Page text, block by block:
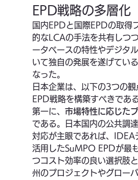
EPD戦略の多層化
国内EPDと国際EPDの取得
的なLCAの手法を共有しつ
ータベースの特性やデジタ
いて独自の発展を遂げてい
なった。
日本企業は、以下の3つの
EPD戦略を構築すべきである
第一に、 市場特性に応じた
である。日本国内の公共調
対応が主眼であれば、IDEA
活用したSuMPO EPDが最
つコスト効率の良い選択肢
州のプロジェクトやグロー